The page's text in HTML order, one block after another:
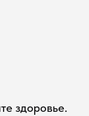
здоровье.